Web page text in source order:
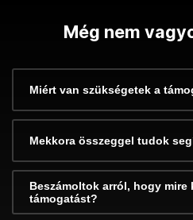
Még nem
Miért van szükségetek a
Mekkora összeggel tudok
Beszámoltok arról, hogy mire
támogatást?